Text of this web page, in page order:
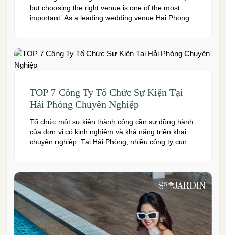
but choosing the right venue is one of the most
important. As a leading wedding venue Hai Phong,
system, and dedicated event support to help
couples create a seamless and memorable […]
TOP 7 Công Ty Tổ Chức Sự Kiện Tại
Hải Phòng Chuyên Nghiệp
Tổ chức một sự kiện thành công cần sự đồng hành
của đơn vị có kinh nghiệm và khả năng triển khai
chuyên nghiệp. Tại Hải Phòng, nhiều công ty cung
đây là những […]